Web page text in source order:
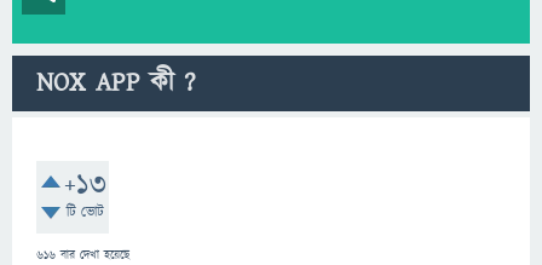
NOX APP কী ?
+13
টি ভোট
616 বার দেখা হয়েছে